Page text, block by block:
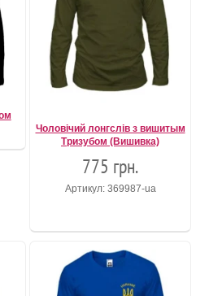
Чоловічий лонгслів з вишитым
Тризубом (Вишивка)
775 грн.
Артикул: 369987-ua